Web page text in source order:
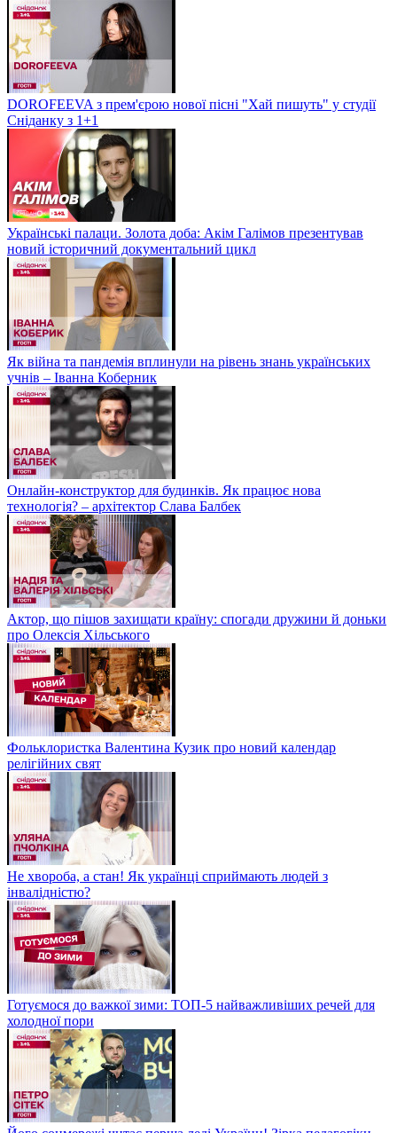
DOROFEEVA з прем'єрою нової пісні "Хай пишуть" у студії
Сніданку з 1+1
Українські палаци. Золота доба: Акім Галімов презентував
новий історичний документальний цикл
Як війна та пандемія вплинули на рівень знань українських
учнів – Іванна Коберник
Онлайн-конструктор для будинків. Як працює нова
технологія? – архітектор Слава Балбек
Актор, що пішов захищати країну: спогади дружини й доньки
про Олексія Хільського
Фольклористка Валентина Кузик про новий календар
релігійних свят
Не хвороба, а стан! Як українці сприймають людей з
інвалідністю?
Готуємося до важкої зими: ТОП-5 найважливіших речей для
холодної пори